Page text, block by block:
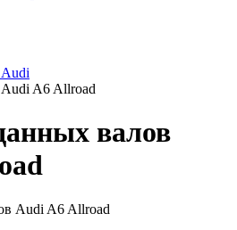
A6 Allroad
валов